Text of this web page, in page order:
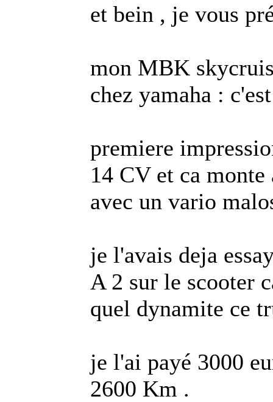
et bein , je vous
mon MBK
chez yamaha :
premiere
14 CV et ca
avec un vario
je l'avais deja
A 2 sur le scooter
quel dynamite ce
je l'ai payé 3000
2600 Km .